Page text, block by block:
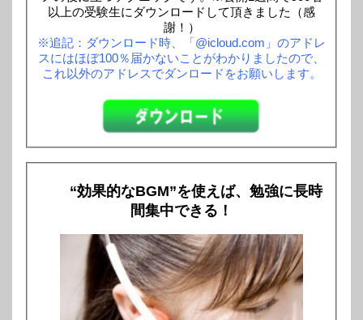
以上の受験生にダウンロードして頂きました（感
謝！）
※追記：ダウンロード時、「@icloud.com」のアドレ
スにはほぼ100％届かないことがわかりましたので、
これ以外のアドレスでダンロードをお願いします。
“効果的なBGM”を使えば、勉強に長時
間集中できる！